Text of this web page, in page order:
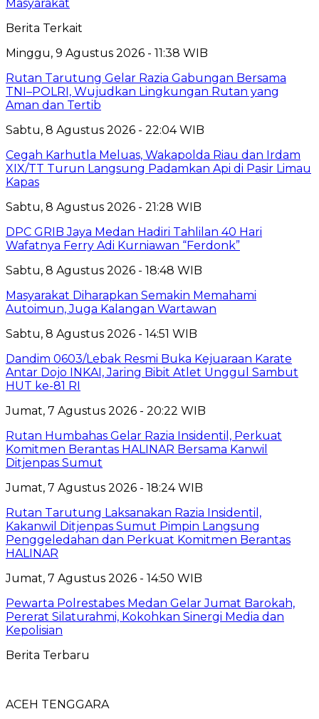
Masyarakat
Berita Terkait
Minggu, 9 Agustus 2026 - 11:38 WIB
Rutan Tarutung Gelar Razia Gabungan Bersama
TNI–POLRI, Wujudkan Lingkungan Rutan yang
Aman dan Tertib
Sabtu, 8 Agustus 2026 - 22:04 WIB
Cegah Karhutla Meluas, Wakapolda Riau dan Irdam
XIX/TT Turun Langsung Padamkan Api di Pasir Limau
Kapas
Sabtu, 8 Agustus 2026 - 21:28 WIB
DPC GRIB Jaya Medan Hadiri Tahlilan 40 Hari
Wafatnya Ferry Adi Kurniawan “Ferdonk”
Sabtu, 8 Agustus 2026 - 18:48 WIB
Masyarakat Diharapkan Semakin Memahami
Autoimun, Juga Kalangan Wartawan
Sabtu, 8 Agustus 2026 - 14:51 WIB
Dandim 0603/Lebak Resmi Buka Kejuaraan Karate
Antar Dojo INKAI, Jaring Bibit Atlet Unggul Sambut
HUT ke-81 RI
Jumat, 7 Agustus 2026 - 20:22 WIB
Rutan Humbahas Gelar Razia Insidentil, Perkuat
Komitmen Berantas HALINAR Bersama Kanwil
Ditjenpas Sumut
Jumat, 7 Agustus 2026 - 18:24 WIB
Rutan Tarutung Laksanakan Razia Insidentil,
Kakanwil Ditjenpas Sumut Pimpin Langsung
Penggeledahan dan Perkuat Komitmen Berantas
HALINAR
Jumat, 7 Agustus 2026 - 14:50 WIB
Pewarta Polrestabes Medan Gelar Jumat Barokah,
Pererat Silaturahmi, Kokohkan Sinergi Media dan
Kepolisian
Berita Terbaru
ACEH TENGGARA